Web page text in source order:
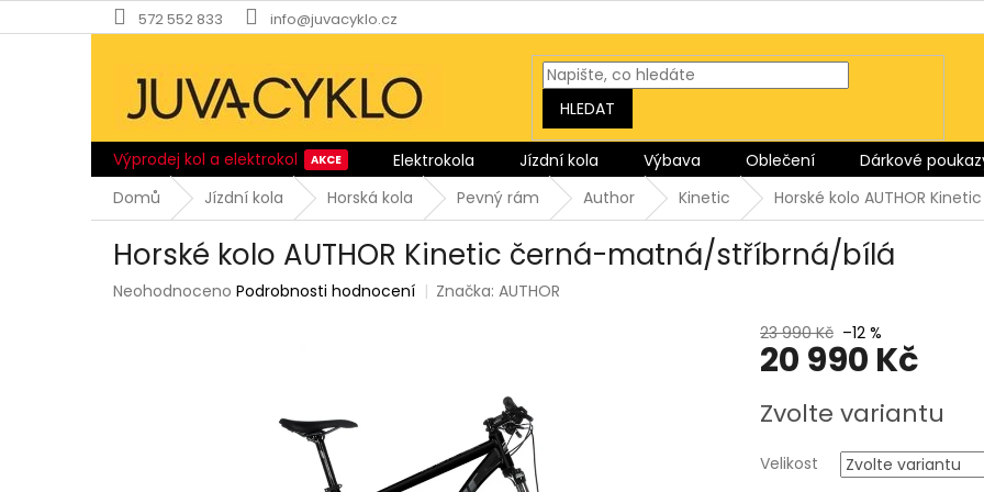
na
572 552 833 info@juvacyklo.cz
HLEDAT
Výprodej kol a elektrokol Elektrokola Jízdní kola Výbava Oblečení Dárkové
Domů
Jízdní kola Horská kola Pevný rám Author Kinetic Horské kolo AUTHOR
Horské kolo AUTHOR Kinetic černá-matná/stříbrná/bílá
Průměrné
Neohodnoceno Podrobnosti hodnocení Značka:AUTHOR
23 990 Kč –12 %
20 990 Kč
cena:
Zvolte variantu
Velikost